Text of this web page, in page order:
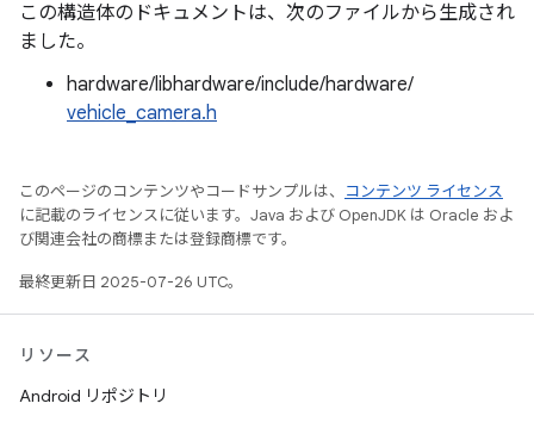
この構造体のドキュメントは、次のファイルから生成され
ました。
hardware/libhardware/include/hardware/
vehicle_camera.h
このページのコンテンツやコードサンプルは、
コンテンツ ライセンス
に記載のライセンスに従います。Java および OpenJDK は Oracle およ
び関連会社の商標または登録商標です。
最終更新日 2025-07-26 UTC。
リソース
Android リポジトリ